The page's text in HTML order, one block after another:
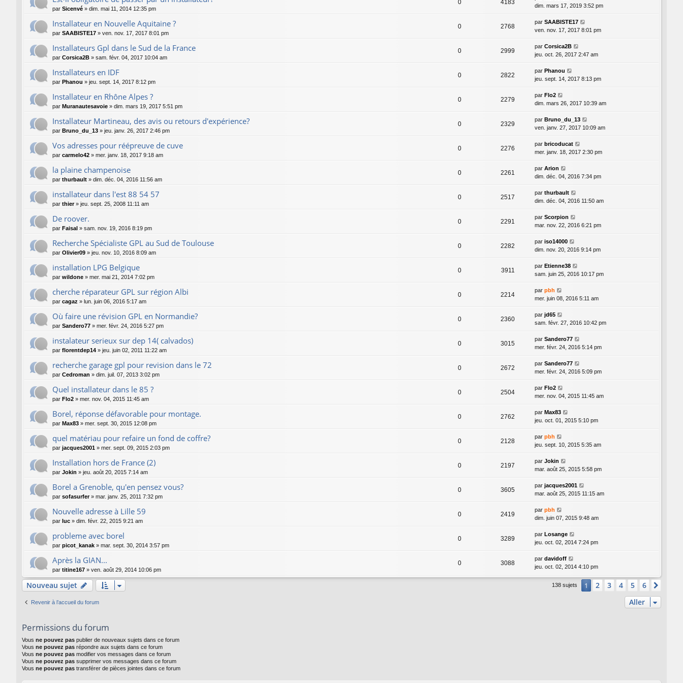
par Sicenvé » dim. mai 11, 2014 12:35 pm
0 4183
dim. mars 17, 2019 3:52 pm
Installateur en Nouvelle Aquitaine ?
par SAABISTE17 » ven. nov. 17, 2017 8:01 pm
0 2768
par SAABISTE17
ven. nov. 17, 2017 8:01 pm
Installateurs Gpl dans le Sud de la France
par Corsica2B » sam. févr. 04, 2017 10:04 am
0 2999
par Corsica2B
jeu. oct. 26, 2017 2:47 am
Installateurs en IDF
par Phanou » jeu. sept. 14, 2017 8:12 pm
0 2822
par Phanou
jeu. sept. 14, 2017 8:13 pm
Installateur en Rhône Alpes ?
par Muranautesavoie » dim. mars 19, 2017 5:51 pm
0 2279
par Flo2
dim. mars 26, 2017 10:39 am
Installateur Martineau, des avis ou retours d'expérience?
par Bruno_du_13 » jeu. janv. 26, 2017 2:46 pm
0 2329
par Bruno_du_13
ven. janv. 27, 2017 10:09 am
Vos adresses pour réépreuve de cuve
par carmelo42 » mer. janv. 18, 2017 9:18 am
0 2276
par bricoducat
mer. janv. 18, 2017 2:30 pm
la plaine champenoise
par thurbault » dim. déc. 04, 2016 11:56 am
0 2261
par Arion
dim. déc. 04, 2016 7:34 pm
installateur dans l'est 88 54 57
par thier» jeu. sept. 25, 2008 11:11 am
0 2517
par thurbault
dim. déc. 04, 2016 11:50 am
De roover.
par Faisal » sam. nov. 19, 2016 8:19 pm
0 2291
par Scorpion
mar. nov. 22, 2016 6:21 pm
Recherche Spécialiste GPL au Sud de Toulouse
par Olivier09 » jeu. nov. 10, 2016 8:09 am
0 2282
par iso14000
dim. nov. 20, 2016 9:14 pm
installation LPG Belgique
par wildone » mer. mai 21, 2014 7:02 pm
0 3911
par Etienne38
sam. juin 25, 2016 10:17 pm
cherche réparateur GPL sur région Albi
par cagaz » lun. juin 06, 2016 5:17 am
0 2214
par pbh
mer. juin 08, 2016 5:11 am
Où faire une révision GPL en Normandie?
par Sandero77 » mer. févr. 24, 2016 5:27 pm
0 2360
par jd65
sam. févr. 27, 2016 10:42 pm
instalateur serieux sur dep 14( calvados)
par florentdep14 » jeu. juin 02, 2011 11:22 am
0 3015
par Sandero77
mer. févr. 24, 2016 5:14 pm
recherche garage gpl pour revision dans le 72
par Cedroman » dim. juil. 07, 2013 3:02 pm
0 2672
par Sandero77
mer. févr. 24, 2016 5:09 pm
Quel installateur dans le 85 ?
par Flo2 » mer. nov. 04, 2015 11:45 am
0 2504
par Flo2
mer. nov. 04, 2015 11:45 am
Borel, réponse défavorable pour montage.
par Max83 » mer. sept. 30, 2015 12:08 pm
0 2762
par Max83
jeu. oct. 01, 2015 5:10 pm
quel matériau pour refaire un fond de coffre?
par jacques2001 » mer. sept. 09, 2015 2:03 pm
0 2128
par pbh
jeu. sept. 10, 2015 5:35 am
Installation hors de France (2)
par Jokin » jeu. août 20, 2015 7:14 am
0 2197
par Jokin
mar. août 25, 2015 5:58 pm
Borel a Grenoble, qu'en pensez vous?
par sofasurfer» mar. janv. 25, 2011 7:32 pm
0 3605
par jacques2001
mar. août 25, 2015 11:15 am
Nouvelle adresse à Lille 59
par luc » dim. févr. 22, 2015 9:21 am
0 2419
par pbh
dim. juin 07, 2015 9:48 am
probleme avec borel
par picot_kanak » mar. sept. 30, 2014 3:57 pm
0 3289
par Losange
jeu. oct. 02, 2014 7:24 pm
Après la GIAN...
par titine167 » ven. août 29, 2014 10:06 pm
0 3088
par davidoff
jeu. oct. 02, 2014 4:10 pm
Nouveau sujet 138 sujets 1 2 3 4 5 6
Revenir à l’accueil du forum Aller
Permissions du forum
Vous ne pouvez pas publier de nouveaux sujets dans ce forum
Vous ne pouvez pas répondre aux sujets dans ce forum
Vous ne pouvez pas modifier vos messages dans ce forum
Vous ne pouvez pas supprimer vos messages dans ce forum
Vous ne pouvez pas transférer de pièces jointes dans ce forum